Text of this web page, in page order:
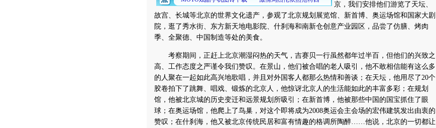
京，我们安排他们游览了天坛、
故宫、长城等北京的世界文化遗产，参观了北京规划展览馆、新首博、奥运场馆和国家大剧
院，逛了秀水街、东方新天地电影院、什刹海和南新仓创意产业园区，品尝了仿膳、烤肉
季、全聚德、中国制造等处的美食。
考察期间，正赶上北京潮湿闷热的天气，吉赛贝一行虽然都年过半百，但他们的兴致之
高、工作态度之严谨令我们赞叹。在景山，他们被合唱的老人吸引，他不敢相信能有这么多
的人聚在一起如此高兴地歌唱，并且对外国客人都那么热情和善谈；在天坛，他用尽了20个
胶卷拍下了跳舞、唱戏、锻炼的北京人，他惊讶北京人的生活能如此的丰富多彩；在规划
馆，他被北京城的历史变迁和远景规划所吸引；在新首博，他被那些中国的国宝抓住了眼
球；在奥运场馆，他爬上了鸟巢，对这个即将成为2008奥运会主会场的宏伟建筑发出由衷的
赞叹；在什刹海，他又被北京传统民居和富有情趣的格调所陶醉……他说，北京的一切都让